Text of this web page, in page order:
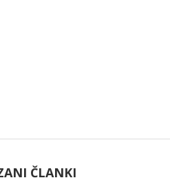
ČLANKI